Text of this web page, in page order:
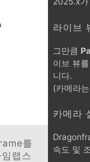
를
랩스
라이브
그만큼
이브 뷰
니다.
(카메라
카메라
속도 및